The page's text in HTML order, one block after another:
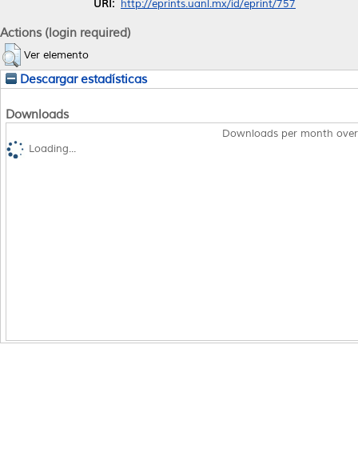
URI: http://eprints.uanl.mx/id/eprint/757
Actions (login required)
Ver elemento
Descargar estadísticas
Downloads
Downloads per month
Loading...